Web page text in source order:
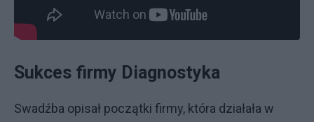
Sukces firmy Diagnostyka
Swadźba opisał początki firmy, która działała w